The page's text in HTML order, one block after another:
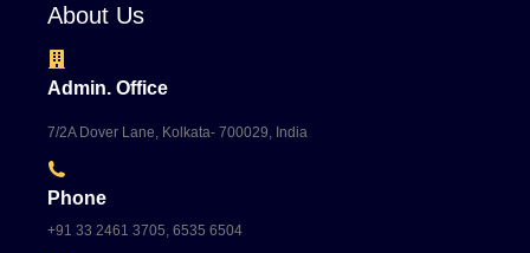
About Us
Admin. Office
7/2A Dover Lane, Kolkata- 700029, India
Phone
+91 33 2461 3705, 6535 6504